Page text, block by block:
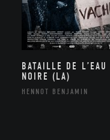
BATAILLE DE L’EAU
NOIRE (LA)
HENNOT BENJAMIN